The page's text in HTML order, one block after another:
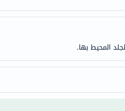
المحيط بها.